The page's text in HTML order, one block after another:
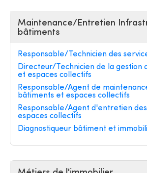
Maintenance/Entretien
bâtiments
Responsable/Technicien des
Directeur/Technicien de la gestion
et espaces collectifs
Responsable/Agent de
bâtiments et espaces collectifs
Responsable/Agent d'entretien
espaces collectifs
Diagnostiqueur bâtiment et